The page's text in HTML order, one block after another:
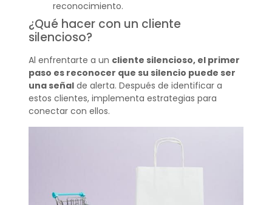
reconocimiento.
¿Qué hacer con un cliente
silencioso?
Al enfrentarte a un cliente silencioso, el primer
paso es reconocer que su silencio puede ser
una señalde alerta. Después de identificar a
estos clientes, implementa estrategias para
conectar con ellos.